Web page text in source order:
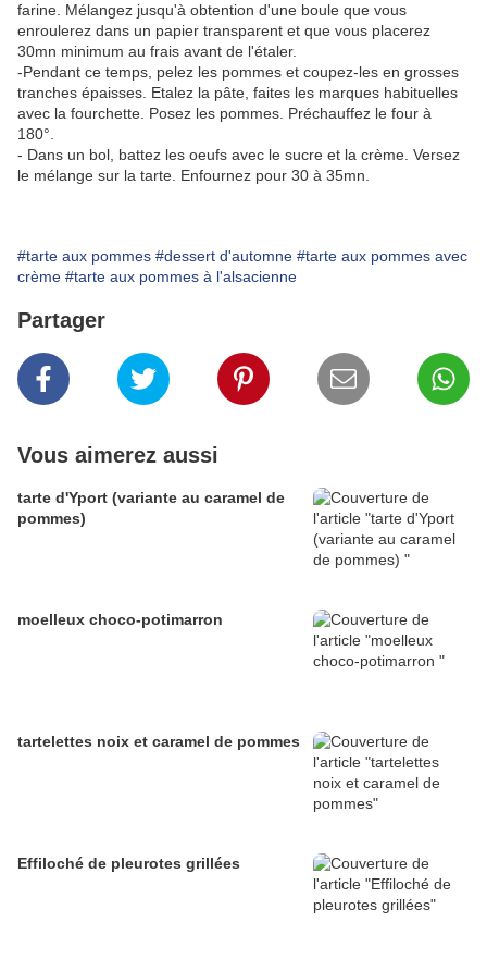
farine. Mélangez jusqu'à obtention d'une boule que vous
enroulerez dans un papier transparent et que vous placerez
30mn minimum au frais avant de l'étaler.
-Pendant ce temps, pelez les pommes et coupez-les en grosses
tranches épaisses. Etalez la pâte, faites les marques habituelles
avec la fourchette. Posez les pommes. Préchauffez le four à
180°.
- Dans un bol, battez les oeufs avec le sucre et la crème. Versez
le mélange sur la tarte. Enfournez pour 30 à 35mn.
#tarte aux pommes #dessert d'automne #tarte aux pommes avec
crème #tarte aux pommes à l'alsacienne
Partager
Vous aimerez aussi
tarte d'Yport (variante au caramel de
pommes)
moelleux choco-potimarron
tartelettes noix et caramel de pommes
Effiloché de pleurotes grillées